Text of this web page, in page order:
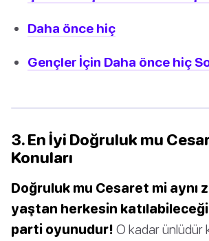
Daha önce hiç
Gençler İçin Daha önce hiç
3. En İyi Doğruluk mu
Konuları
Doğruluk mu Cesaret mi aynı
yaştan herkesin
parti oyunudur! O kadar ünlüdür